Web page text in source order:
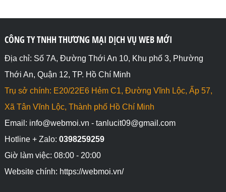
CÔNG TY TNHH THƯƠNG MẠI DỊCH VỤ WEB MỚI
Địa chỉ: Số 7A, Đường Thới An 10, Khu phố 3, Phường
Thới An, Quận 12, TP. Hồ Chí Minh
Trụ sở chính: E20/22E6 Hẻm C1, Đường Vĩnh Lộc, Ấp 57,
Xã Tân Vĩnh Lộc, Thành phố Hồ Chí Minh
Email: info@webmoi.vn - tanlucit09@gmail.com
Hotline + Zalo: 0398259259
Giờ làm việc: 08:00 - 20:00
Website chính: https://webmoi.vn/